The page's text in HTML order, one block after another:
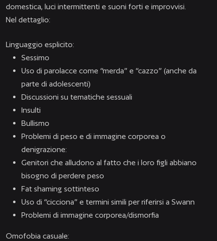
domestica, luci intermittenti e suoni forti e improvvisi.
Nel dettaglio:
Linguaggio esplicito:
Sessimo
Uso di parolacce come “merda” e “cazzo” (anche da
parte di adolescenti)
Discussioni su tematiche sessuali
Insulti
Bullismo
Problemi di peso e di immagine corporea o
denigrazione:
Genitori che alludono al fatto che i loro figli abbiano
bisogno di perdere peso
Fat shaming sottinteso
Uso di “cicciona” e termini simili per riferirsi a Swann
Problemi di immagine corporea/dismorfia
Omofobia casuale: